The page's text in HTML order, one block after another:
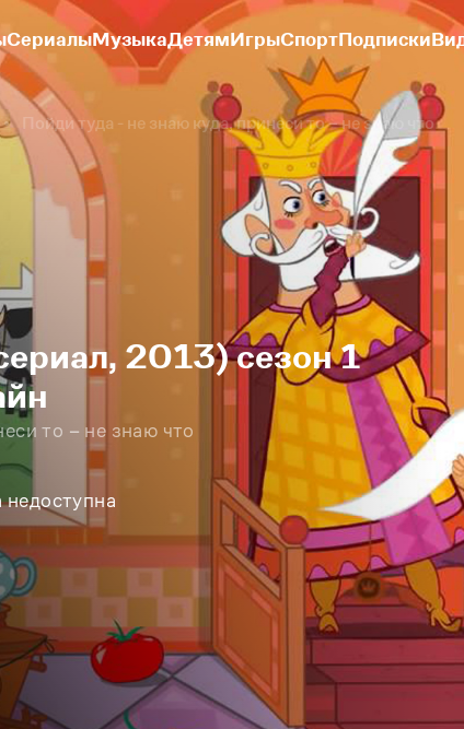
СериалыМузыкаДетямИгрыСпортПодписки
Пойди туда - не знаю куда, принеси то – не знаю что
2013) сезон 1
то – не знаю что
недоступна